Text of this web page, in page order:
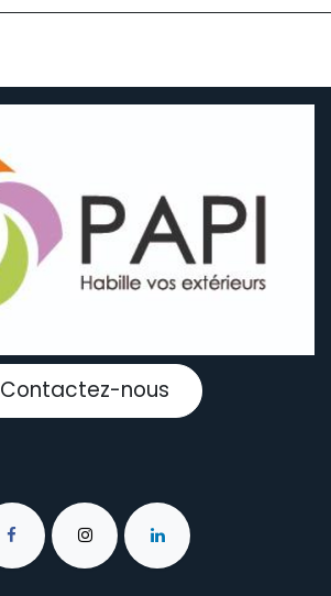
Contactez-nous